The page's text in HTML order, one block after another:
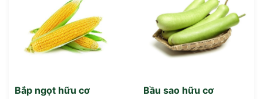
Bắp ngọt hữu cơ Bầu sao hữu cơ